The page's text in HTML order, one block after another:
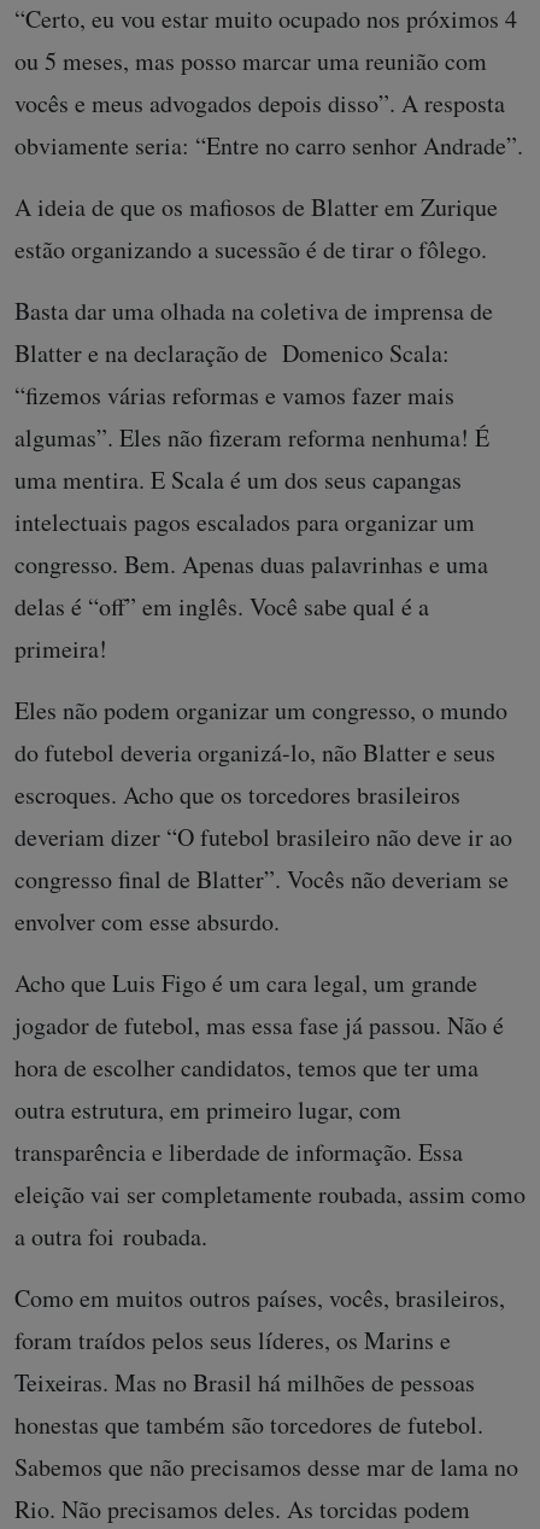
“Certo, eu vou estar muito ocupado nos próximos 4
ou 5 meses, mas posso marcar uma reunião com
vocês e meus advogados depois disso”. A resposta
obviamente seria: “Entre no carro senhor Andrade”.
A ideia de que os mafiosos de Blatter em Zurique
estão organizando a sucessão é de tirar o fôlego.
Basta dar uma olhada na coletiva de imprensa de
Blatter e na declaração de Domenico Scala:
“fizemos várias reformas e vamos fazer mais
algumas”. Eles não fizeram reforma nenhuma! É
uma mentira. E Scala é um dos seus capangas
intelectuais pagos escalados para organizar um
congresso. Bem. Apenas duas palavrinhas e uma
delas é “off” em inglês. Você sabe qual é a
primeira!
Eles não podem organizar um congresso, o mundo
do futebol deveria organizá-lo, não Blatter e seus
escroques. Acho que os torcedores brasileiros
deveriam dizer “O futebol brasileiro não deve ir ao
congresso final de Blatter”. Vocês não deveriam se
envolver com esse absurdo.
Acho que Luis Figo é um cara legal, um grande
jogador de futebol, mas essa fase já passou. Não é
hora de escolher candidatos, temos que ter uma
outra estrutura, em primeiro lugar, com
transparência e liberdade de informação. Essa
eleição vai ser completamente roubada, assim como
a outra foi roubada.
Como em muitos outros países, vocês, brasileiros,
foram traídos pelos seus líderes, os Marins e
Teixeiras. Mas no Brasil há milhões de pessoas
honestas que também são torcedores de futebol.
Sabemos que não precisamos desse mar de lama no
Rio. Não precisamos deles. As torcidas podem